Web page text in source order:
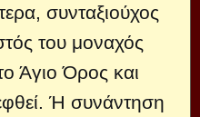
συνταξιούχος
του μοναχός
Άγιο Όρος και
Ή συνάντηση